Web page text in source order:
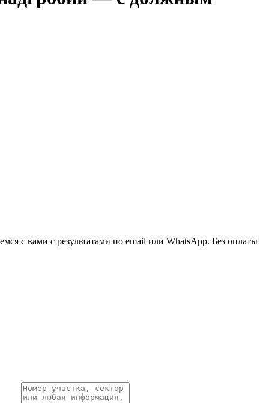
с вами с результатами по email или WhatsApp. Без оплаты